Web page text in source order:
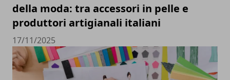
della moda: tra accessori in pelle e
produttori artigianali italiani
17/11/2025